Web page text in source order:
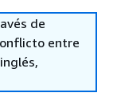
de
entre